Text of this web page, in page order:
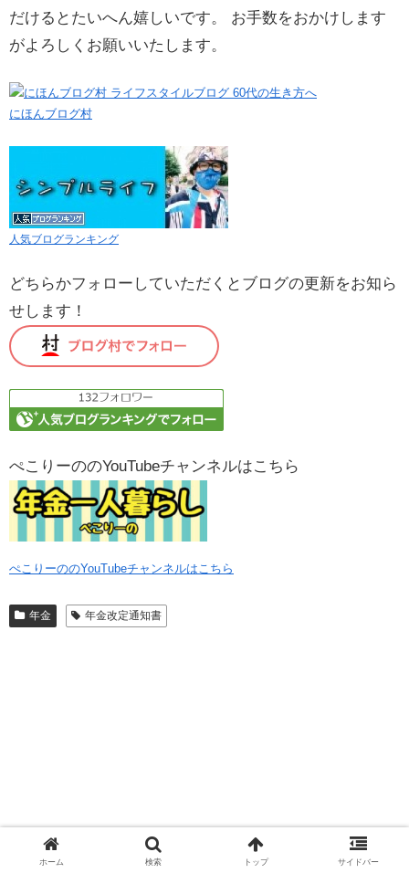
だけるとたいへん嬉しいです。 お手数をおかけします
がよろしくお願いいたします。
にほんブログ村
人気ブログランキング
どちらかフォローしていただくとブログの更新をお知ら
せします！
ぺこりーののYouTubeチャンネルはこちら
ぺこりーののYouTubeチャンネルはこちら
年金 年金改定通知書
ホーム 検索 トップ サイドバー